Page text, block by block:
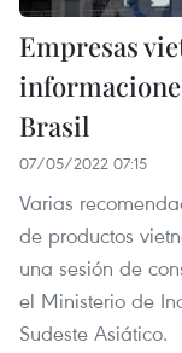
Empresas
Brasil
07/05/2022 07:15
Varias
de productos
una sesión de
el Ministerio de
Sudeste Asiático.